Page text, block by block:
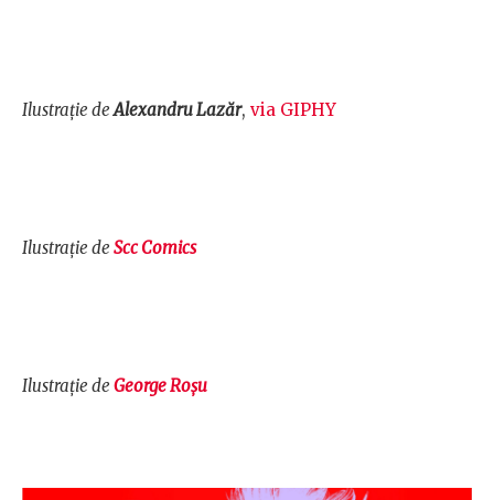
Ilustrație deAlexandru Lazăr, via GIPHY
Ilustrație de Scc Comics
Ilustrație de George Roșu